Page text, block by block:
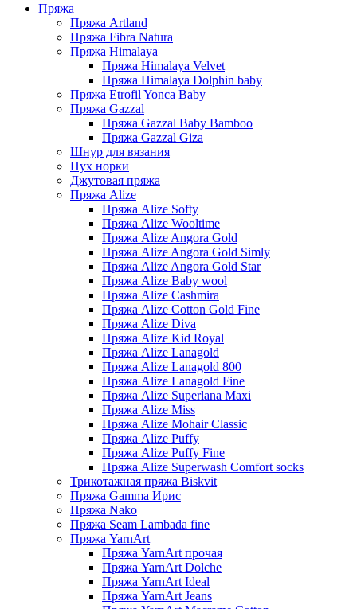
Пряжа
Пряжа Artland
Пряжа Fibra Natura
Пряжа Himalaya
Пряжа Himalaya Velvet
Пряжа Himalaya Dolphin baby
Пряжа Etrofil Yonca Baby
Пряжа Gazzal
Пряжа Gazzal Baby Bamboo
Пряжа Gazzal Giza
Шнур для вязания
Пух норки
Джутовая пряжа
Пряжа Alize
Пряжа Alize Softy
Пряжа Alize Wooltime
Пряжа Alize Angora Gold
Пряжа Alize Angora Gold Simly
Пряжа Alize Angora Gold Star
Пряжа Alize Baby wool
Пряжа Alize Cashmira
Пряжа Alize Cotton Gold Fine
Пряжа Alize Diva
Пряжа Alize Kid Royal
Пряжа Alize Lanagold
Пряжа Alize Lanagold 800
Пряжа Alize Lanagold Fine
Пряжа Alize Superlana Maxi
Пряжа Alize Miss
Пряжа Alize Mohair Classic
Пряжа Alize Puffy
Пряжа Alize Puffy Fine
Пряжа Alize Superwash Comfort socks
Трикотажная пряжа Biskvit
Пряжа Gamma Ирис
Пряжа Nako
Пряжа Seam Lambada fine
Пряжа YarnArt
Пряжа YarnArt прочая
Пряжа YarnArt Dolche
Пряжа YarnArt Ideal
Пряжа YarnArt Jeans